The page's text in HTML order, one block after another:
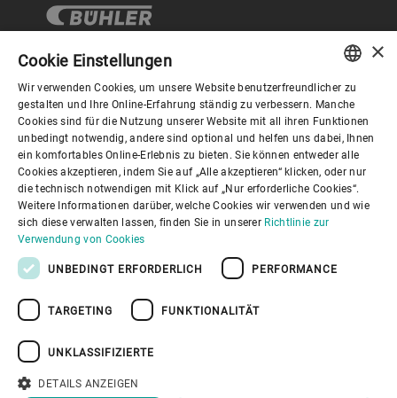
Corporate Governance
Über Bühler
Nützliche Links
Youtube Privacy Policy
ENGLISH
SPANISH
GERMAN
FRENCH
PORTUGUESE
×
Cookie Einstellungen
Wir verwenden Cookies, um unsere Website benutzerfreundlicher zu
gestalten und Ihre Online-Erfahrung ständig zu verbessern. Manche
Cookies sind für die Nutzung unserer Website mit all ihren Funktionen
unbedingt notwendig, andere sind optional und helfen uns dabei, Ihnen
ein komfortables Online-Erlebnis zu bieten. Sie können entweder alle
Cookies akzeptieren, indem Sie auf „Alle akzeptieren“ klicken, oder nur
die technisch notwendigen mit Klick auf „Nur erforderliche Cookies“.
Weitere Informationen darüber, welche Cookies wir verwenden und wie
sich diese verwalten lassen, finden Sie in unserer Richtlinie zur
Verwendung von Cookies
UNBEDINGT ERFORDERLICH PERFORMANCE
TARGETING FUNKTIONALITÄT
UNKLASSIFIZIERTE
DETAILS ANZEIGEN